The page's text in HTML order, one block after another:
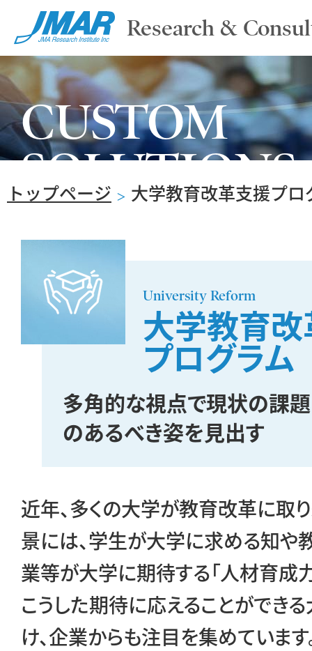
Research &
TOP
ABOUT
SERVICE
NEWS & COLUMN
COMPANY
CONTACT
CUSTOM
SOLUTIONS
トップページ ＞ 大学教育改革支援プロ
University Reform
大学教育
プログラム
多角的な視点で現状の課
のあるべき姿を見出す
近年、多くの大学が教育改革に取
景には、学生が大学に求める知や
業等が大学に期待する「人材育成
こうした期待に応えることができ
け、企業からも注目を集めていま